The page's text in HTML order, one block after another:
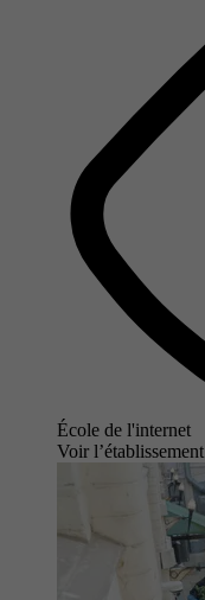
École de l'internet
Voir l’établissement